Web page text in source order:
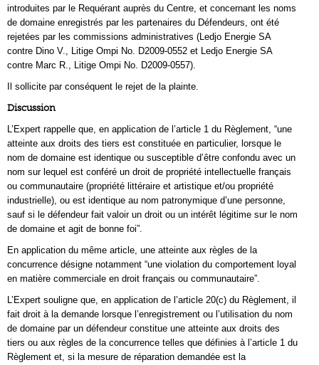
introduites par le Requérant auprès du Centre, et concernant les noms
de domaine enregistrés par les partenaires du Défendeurs, ont été
rejetées par les commissions administratives (Ledjo Energie SA
contre Dino V., Litige Ompi No. D2009-0552 et Ledjo Energie SA
contre Marc R., Litige Ompi No. D2009-0557).
Il sollicite par conséquent le rejet de la plainte.
Discussion
L’Expert rappelle que, en application de l’article 1 du Règlement, “une
atteinte aux droits des tiers est constituée en particulier, lorsque le
nom de domaine est identique ou susceptible d’être confondu avec un
nom sur lequel est conféré un droit de propriété intellectuelle français
ou communautaire (propriété littéraire et artistique et/ou propriété
industrielle), ou est identique au nom patronymique d’une personne,
sauf si le défendeur fait valoir un droit ou un intérêt légitime sur le nom
de domaine et agit de bonne foi”.
En application du même article, une atteinte aux règles de la
concurrence désigne notamment “une violation du comportement loyal
en matière commerciale en droit français ou communautaire”.
L’Expert souligne que, en application de l’article 20(c) du Règlement, il
fait droit à la demande lorsque l’enregistrement ou l’utilisation du nom
de domaine par un défendeur constitue une atteinte aux droits des
tiers ou aux règles de la concurrence telles que définies à l’article 1 du
Règlement et, si la mesure de réparation demandée est la